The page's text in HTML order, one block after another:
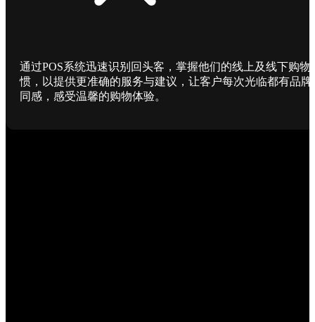
通过POS系统迅速识别回头客，掌握他们的线上及线下购物
惯，以提供更准确的服务与建议，让客户每次光临都有品牌
同感，感受温馨的购物体验。